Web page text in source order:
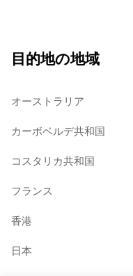
目的地の地域
オーストラリア
カーボベルデ共和国
コスタリカ共和国
フランス
香港
日本